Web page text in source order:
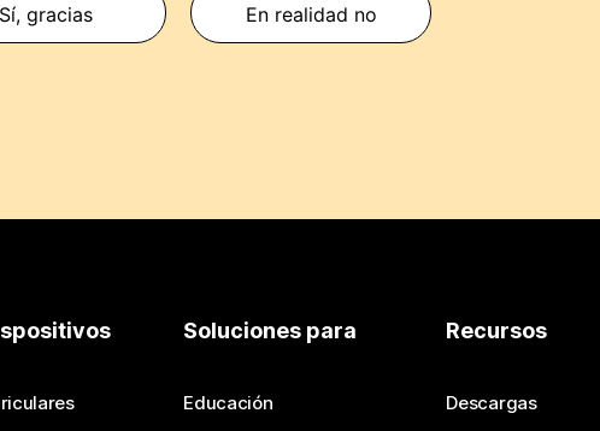
Sí, gracias En realidad no
Soluciones para
Educación
Recursos
Descargas